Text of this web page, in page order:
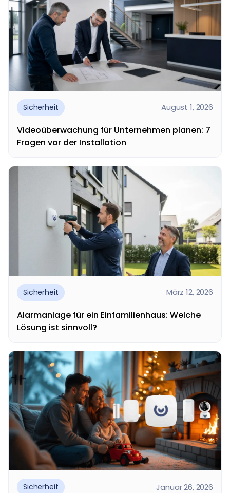
Sicherheit August 1, 2026
Videoüberwachung für Unternehmen planen: 7
Fragen vor der Installation
einer klaren Betrachtung von Objekt, Nutzung und
Sicherheitsbedarf. Erst dann...
Sicherheit März 12, 2026
Alarmanlage für ein Einfamilienhaus: Welche
Lösung ist sinnvoll?
wichtigsten Maßnahmen, um Haus, Familie und
Eigentum...
Sicherheit Januar 26, 2026